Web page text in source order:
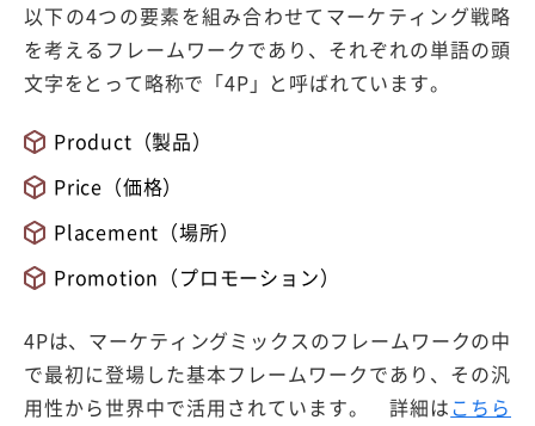
以下の4つの要素を組み合わせてマーケティング戦略
を考えるフレームワークであり、それぞれの単語の頭
文字をとって略称で「4P」と呼ばれています。
Product（製品）
Price（価格）
Placement（場所）
Promotion（プロモーション）
4Pは、マーケティングミックスのフレームワークの中
で最初に登場した基本フレームワークであり、その汎
用性から世界中で活用されています。 詳細はこちら